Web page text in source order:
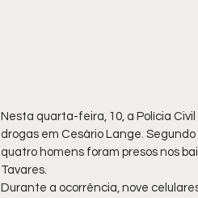
Nesta quarta-feira, 10, a Polícia
drogas em Cesário Lange.
quatro homens foram presos nos
Tavares.
Durante a ocorrência, nove